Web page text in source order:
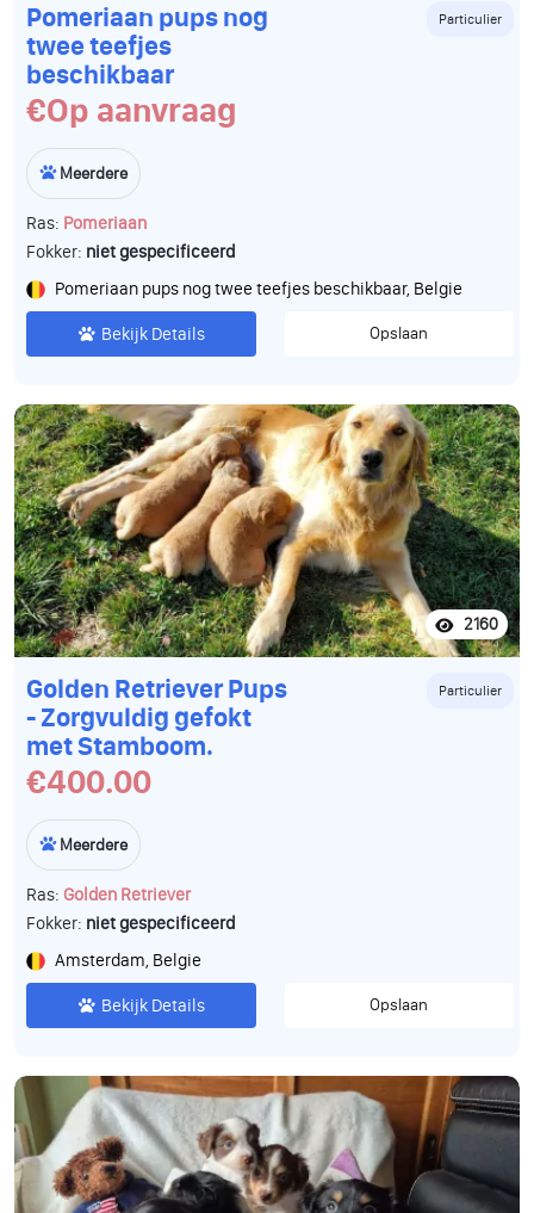
Pomeriaan pups nog
twee teefjes
beschikbaar
Particulier
€Op aanvraag
Meerdere
Ras: Pomeriaan
Fokker: niet gespecificeerd
Pomeriaan pups nog twee teefjes beschikbaar, Belgie
Bekijk Details Opslaan
2160
Golden Retriever Pups
- Zorgvuldig gefokt
met Stamboom.
Particulier
€400.00
Meerdere
Ras: Golden Retriever
Fokker: niet gespecificeerd
Amsterdam, Belgie
Bekijk Details Opslaan